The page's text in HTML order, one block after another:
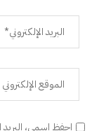
احفظ اسمي، البريد